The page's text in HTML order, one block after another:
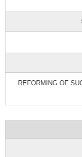
REFORMING OF